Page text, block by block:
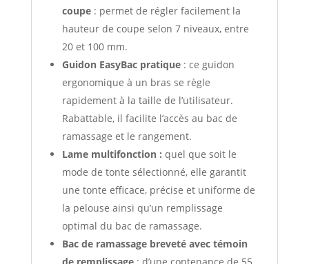
coupe: permet de régler facilement la
hauteur de coupe selon 7 niveaux, entre
20 et 100 mm.
Guidon EasyBac pratique: ce guidon
ergonomique à un bras se règle
rapidement à la taille de l’utilisateur.
Rabattable, il facilite l’accès au bac de
ramassage et le rangement.
Lame multifonction : quel que soit le
mode de tonte sélectionné, elle garantit
une tonte efficace, précise et uniforme de
la pelouse ainsi qu’un remplissage
optimal du bac de ramassage.
Bac de ramassage breveté avec témoin